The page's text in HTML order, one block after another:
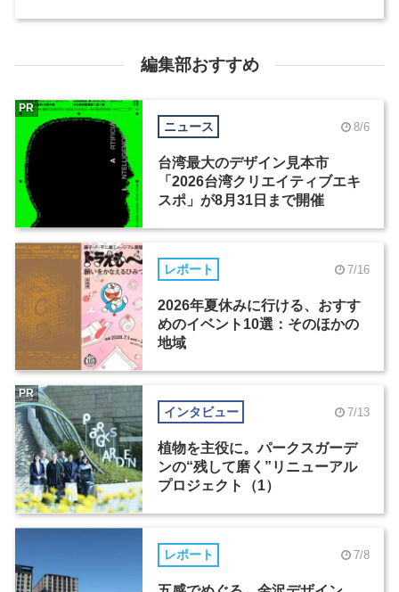
編集部おすすめ
ニュース 8/6
台湾最大のデザイン見本市
「2026台湾クリエイティブエキ
スポ」が8月31日まで開催
PR
レポート 7/16
2026年夏休みに行ける、おすす
めのイベント10選：そのほかの
地域
インタビュー 7/13
植物を主役に。パークスガーデ
ンの“残して磨く”リニューアル
プロジェクト（1）
PR
レポート 7/8